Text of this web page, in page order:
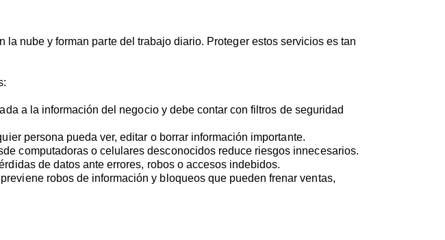
nube y forman parte del trabajo diario. Proteger estos servicios es tan
a la información del negocio y debe contar con filtros de seguridad
persona pueda ver, editar o borrar información importante.
computadoras o celulares desconocidos reduce riesgos innecesarios.
de datos ante errores, robos o accesos indebidos.
robos de información y bloqueos que pueden frenar ventas,